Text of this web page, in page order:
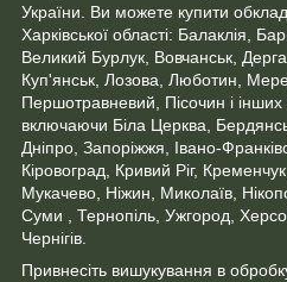
України. Ви можете купити
Харківської області: Балаклія,
Великий Бурлук, Вовчанськ,
Куп'янськ, Лозова, Люботин,
Першотравневий, Пісочин і інших
включаючи Біла Церква,
Дніпро, Запоріжжя, Івано-
Кіровоград, Кривий Ріг,
Мукачево, Ніжин, Миколаїв,
Суми , Тернопіль, Ужгород,
Чернігів.
Привнесіть вишукування в